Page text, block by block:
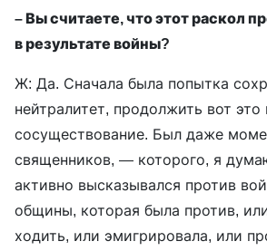
– Вы считаете, что этот раскол
в результате войны?
Ж: Да. Сначала была попытка
нейтралитет, продолжить вот
сосуществование. Был даже
священников, — которого, я
активно высказывался против
общины, которая была против,
ходить, или эмигрировала, или